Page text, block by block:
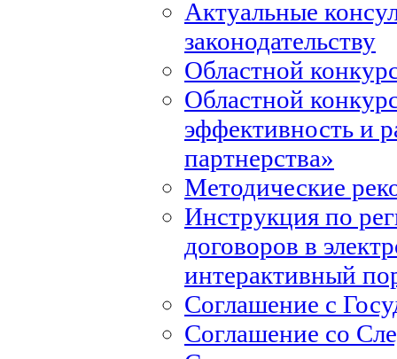
Актуальные
законодательству
Областной
Областной
эффективность и
партнерства»
Методические
Инструкция по
договоров в
интерактивный
Соглашение с
Соглашение со